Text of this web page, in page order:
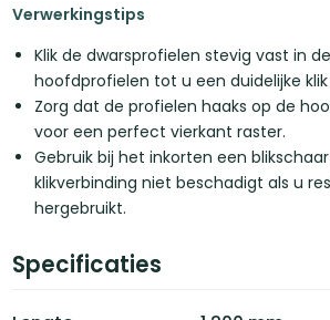
Verwerkingstips
Klik de dwarsprofielen stevig vast in
hoofdprofielen tot u een duidelijke
Zorg dat de profielen haaks op de
voor een perfect vierkant raster.
Gebruik bij het inkorten een
klikverbinding niet beschadigt als u
hergebruikt.
Specificaties